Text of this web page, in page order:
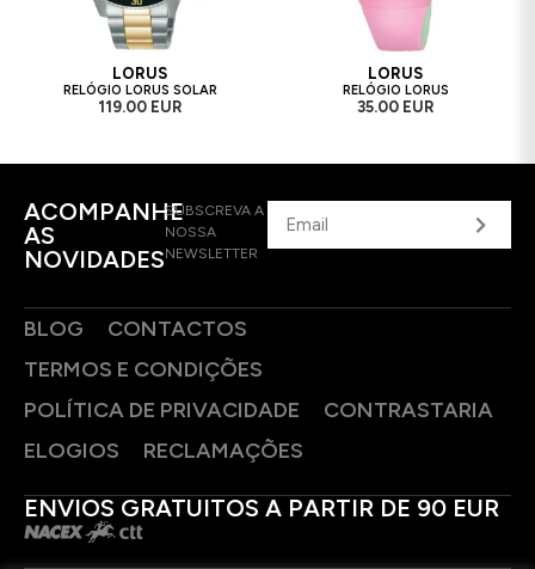
LORUS
RELÓGIO LORUS SOLAR
119.00 EUR
LORUS
RELÓGIO LORUS
35.00 EUR
ACOMPANHE
AS
NOVIDADES
SUBSCREVA A
NOSSA
NEWSLETTER
BLOG
CONTACTOS
TERMOS E CONDIÇÕES
POLÍTICA DE PRIVACIDADE
CONTRASTARIA
ELOGIOS
RECLAMAÇÕES
ENVIOS GRATUITOS A PARTIR DE 90 EUR